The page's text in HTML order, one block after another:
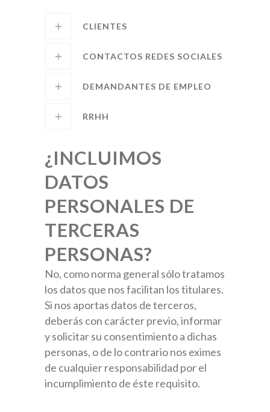
CLIENTES
CONTACTOS REDES SOCIALES
DEMANDANTES DE EMPLEO
RRHH
¿INCLUIMOS
DATOS
PERSONALES DE
TERCERAS
PERSONAS?
No, como norma general sólo tratamos
los datos que nos facilitan los titulares.
Si nos aportas datos de terceros,
deberás con carácter previo, informar
y solicitar su consentimiento a dichas
personas, o de lo contrario nos eximes
de cualquier responsabilidad por el
incumplimiento de éste requisito.